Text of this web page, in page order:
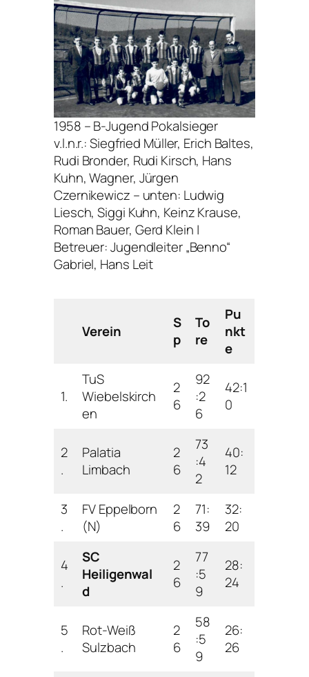
1958 – B-Jugend Pokalsieger
v.l.n.r.: Siegfried Müller, Erich Baltes,
Rudi Bronder, Rudi Kirsch, Hans
Kuhn, Wagner, Jürgen
Czernikewicz – unten: Ludwig
Liesch, Siggi Kuhn, Keinz Krause,
Roman Bauer, Gerd Klein |
Betreuer: Jugendleiter „Benno“
Gabriel, Hans Leit
Verein
S
p
To
re
Pu
nkt
e
1.
TuS
Wiebelskirch
en
2
6
92
:2
6
42:1
0
2
.
Palatia
Limbach
2
6
73
:4
2
40:
12
3
.
FV Eppelborn
(N)
2
6
71:
39
32:
20
4
.
SC
Heiligenwal
d
2
6
77
:5
9
28:
24
5
.
Rot-Weiß
Sulzbach
2
6
58
:5
9
26:
26